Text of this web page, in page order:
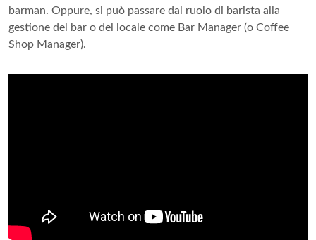
barman. Oppure, si può passare dal ruolo di barista alla
gestione del bar o del locale come Bar Manager (o Coffee
Shop Manager).